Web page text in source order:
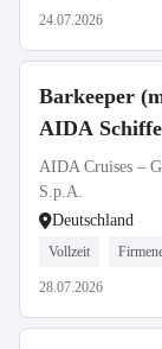
24.07.2026
Barkeeper
AIDA Schiffe
AIDA Cruises –
S.p.A.
Deutschland
Vollzeit
28.07.2026